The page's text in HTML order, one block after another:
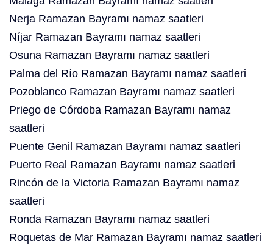
Nerja Ramazan Bayramı namaz saatleri
Níjar Ramazan Bayramı namaz saatleri
Osuna Ramazan Bayramı namaz saatleri
Palma del Río Ramazan Bayramı namaz saatleri
Pozoblanco Ramazan Bayramı namaz saatleri
Priego de Córdoba Ramazan Bayramı namaz
saatleri
Puente Genil Ramazan Bayramı namaz saatleri
Puerto Real Ramazan Bayramı namaz saatleri
Rincón de la Victoria Ramazan Bayramı namaz
saatleri
Ronda Ramazan Bayramı namaz saatleri
Roquetas de Mar Ramazan Bayramı namaz saatleri